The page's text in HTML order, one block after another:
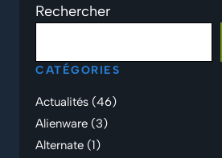
Rechercher
CATÉGORIES
Actualités (46)
Alienware (3)
Alternate (1)